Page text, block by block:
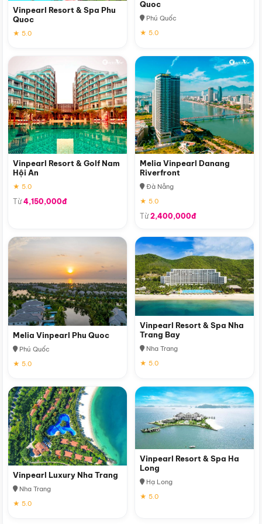
Vinpearl Resort & Spa Phu
Quoc
★ 5.0
Quoc
Phú Quốc
★ 5.0
Vinpearl Resort & Golf Nam
Hội An
★ 5.0
Từ4,150,000đ
Melia Vinpearl Danang
Riverfront
Đà Nẵng
★ 5.0
Từ2,400,000đ
Melia Vinpearl Phu Quoc
Phú Quốc
★ 5.0
Vinpearl Resort & Spa Nha
Trang Bay
Nha Trang
★ 5.0
Vinpearl Luxury Nha Trang
Nha Trang
★ 5.0
Vinpearl Resort & Spa Ha
Long
Hạ Long
★ 5.0